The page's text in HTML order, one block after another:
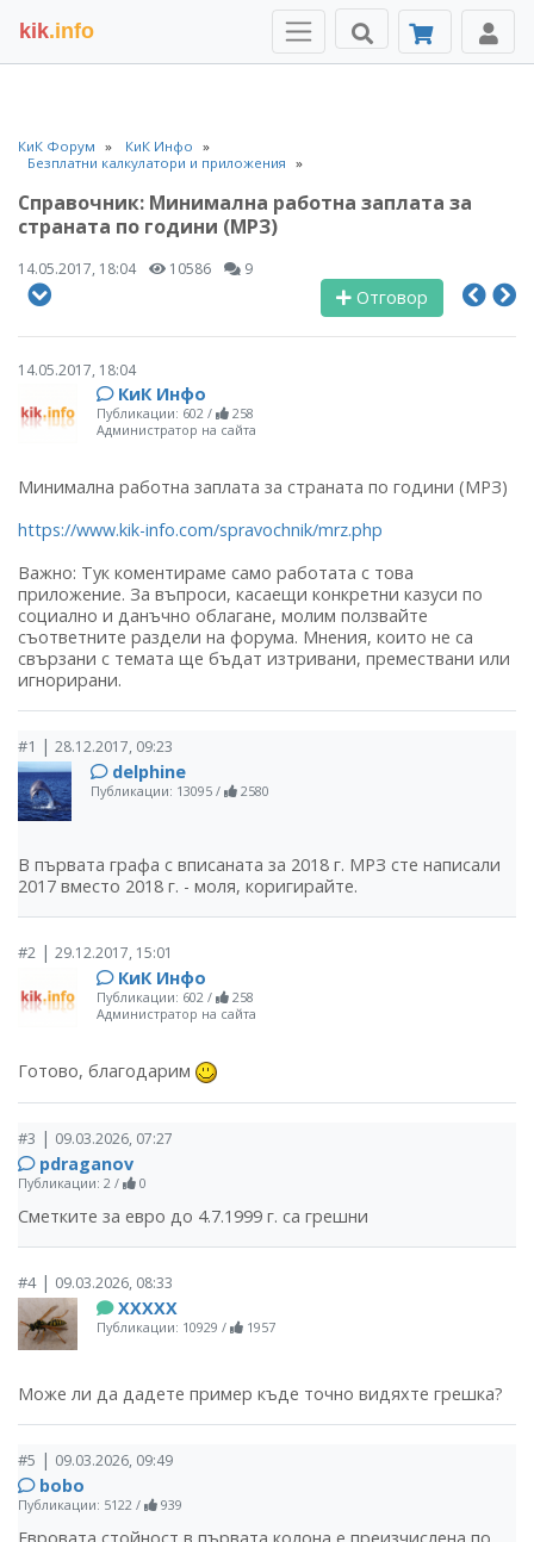
kik.info
КиК Форум
КиК Инфо
Безплатни калкулатори и приложения
Справочник: Минимална работна заплата за
страната по години (МРЗ)
14.05.2017, 18:04 10586 9
Отговор
14.05.2017, 18:04
КиК Инфо
Публикации: 602 /
258
Администратор на сайта
Минимална работна заплата за страната по години (МРЗ)
https://www.kik-info.com/spravochnik/mrz.php
Важно: Тук коментираме само работата с това
приложение. За въпроси, касаещи конкретни казуси по
социално и данъчно облагане, молим ползвайте
съответните раздели на форума. Мнения, които не са
свързани с темата ще бъдат изтривани, премествани или
игнорирани.
#1 | 28.12.2017, 09:23
delphine
Публикации: 13095 / 2580
В първата графа с вписаната за 2018 г. МРЗ сте написали
2017 вместо 2018 г. - моля, коригирайте.
#2 | 29.12.2017, 15:01
КиК Инфо
Публикации: 602 /
258
Администратор на сайта
Готово, благодарим
#3 | 09.03.2026, 07:27
pdraganov
Публикации: 2 / 0
Сметките за евро до 4.7.1999 г. са грешни
#4| 09.03.2026, 08:33
ХХХХХ
Публикации: 10929 / 1957
Може ли да дадете пример къде точно видяхте грешка?
#5 | 09.03.2026, 09:49
bobo
Публикации: 5122 / 939